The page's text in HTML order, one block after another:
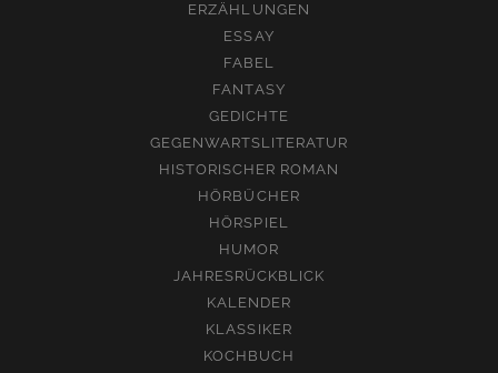
ERZÄHLUNGEN
ESSAY
FABEL
FANTASY
GEDICHTE
GEGENWARTSLITERATUR
HISTORISCHER ROMAN
HÖRBÜCHER
HÖRSPIEL
HUMOR
JAHRESRÜCKBLICK
KALENDER
KLASSIKER
KOCHBUCH